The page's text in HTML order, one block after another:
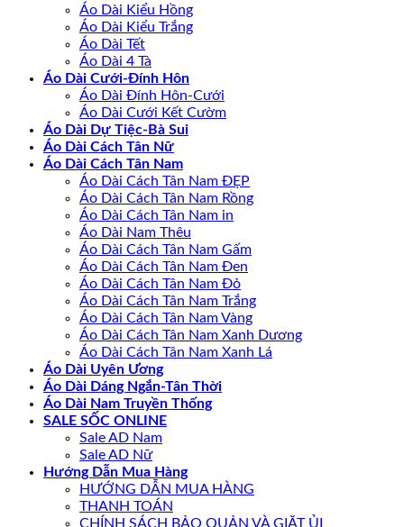
Áo Dài Kiểu Hồng
Áo Dài Kiểu Trắng
Áo Dài Tết
Áo Dài 4 Tà
Áo Dài Cưới-Đính Hôn
Áo Dài Đính Hôn-Cưới
Áo Dài Cưới Kết Cườm
Áo Dài Dự Tiệc-Bà Sui
Áo Dài Cách Tân Nữ
Áo Dài Cách Tân Nam
Áo Dài Cách Tân Nam ĐẸP
Áo Dài Cách Tân Nam Rồng
Áo Dài Cách Tân Nam in
Áo Dài Nam Thêu
Áo Dài Cách Tân Nam Gấm
Áo Dài Cách Tân Nam Đen
Áo Dài Cách Tân Nam Đỏ
Áo Dài Cách Tân Nam Trắng
Áo Dài Cách Tân Nam Vàng
Áo Dài Cách Tân Nam Xanh Dương
Áo Dài Cách Tân Nam Xanh Lá
Áo Dài Uyên Ương
Áo Dài Dáng Ngắn-Tân Thời
Áo Dài Nam Truyền Thống
SALE SỐC ONLINE
Sale AD Nam
Sale AD Nữ
Hướng Dẫn Mua Hàng
HƯỚNG DẪN MUA HÀNG
THANH TOÁN
CHÍNH SÁCH BẢO QUẢN VÀ GIẶT ỦI